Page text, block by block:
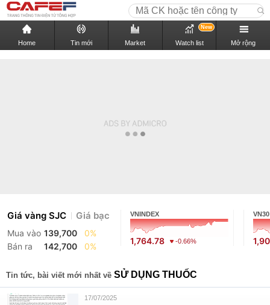
Home Tin mới Market Watch list
New
Mở rộng
Giá vàng SJC Giá bạc
Mua vào 139,700
0%
Bán ra
142,700 0%
VNINDEX
1,764.78 -0.66%
VN30
Tin tức, bài viết mới nhất về SỬ DỤNG THUỐC
17/07/2025